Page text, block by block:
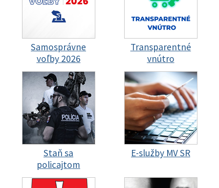
Samosprávne
voľby 2026
Transparentné
vnútro
Staň sa
policajtom
E-služby MV SR